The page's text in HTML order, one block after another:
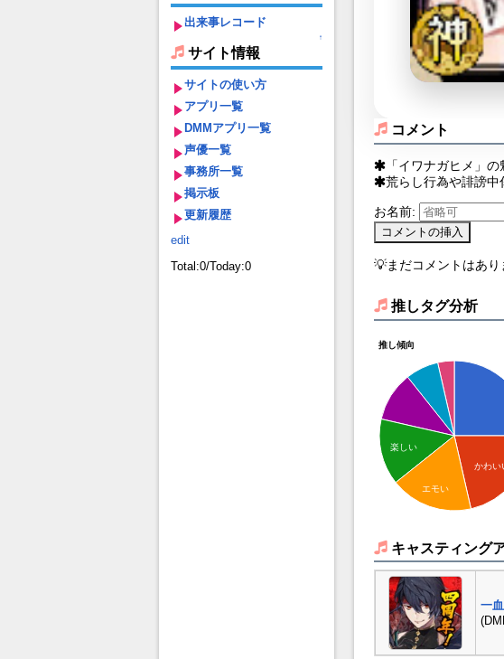
出来事レコード
↑
サイト情報
サイトの使い方
アプリ一覧
DMMアプリ一覧
声優一覧
事務所一覧
掲示板
更新履歴
edit
Total:0/Today:0
コメント
「イワナガヒメ」の
荒らし行為や誹謗中
お名前:
💡まだコメントはあり
推しタグ分析
推し傾向
かわい
楽しい
エモい
キャスティング
一